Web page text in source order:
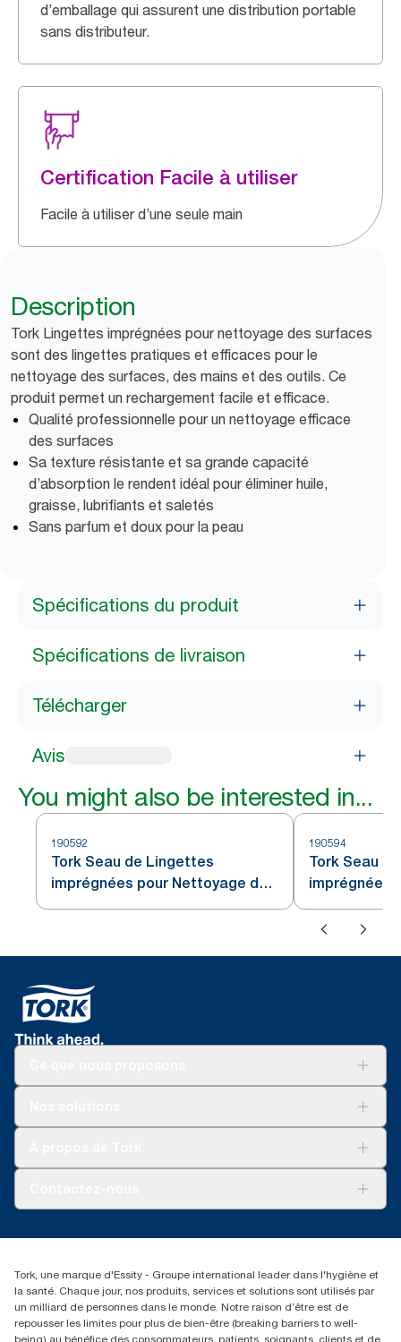
d’emballage qui assurent une distribution portable
sans distributeur.
Certification Facile à utiliser
Facile à utiliser d’une seule main
Description
Tork Lingettes imprégnées pour nettoyage des surfaces
sont des lingettes pratiques et efficaces pour le
nettoyage des surfaces, des mains et des outils. Ce
produit permet un rechargement facile et efficace.
Qualité professionnelle pour un nettoyage efficace
des surfaces
Sa texture résistante et sa grande capacité
d’absorption le rendent idéal pour éliminer huile,
graisse, lubrifiants et saletés
Sans parfum et doux pour la peau
Spécifications du produit
Spécifications de livraison
Télécharger
Avis
You might also be interested in...
190592
Tork Seau de Lingettes
imprégnées pour Nettoyage des
mains blanc W14
190594
Tork Seau
imprégnées
Surface
01 85 07 92 00
Tork, une marque d'Essity - Groupe international leader dans l'hygiène et
la santé. Chaque jour, nos produits, services et solutions sont utilisés par
un milliard de personnes dans le monde. Notre raison d’être est de
repousser les limites pour plus de bien-être (breaking barriers to well-
being) au bénéfice des consommateurs, patients, soignants, clients et de